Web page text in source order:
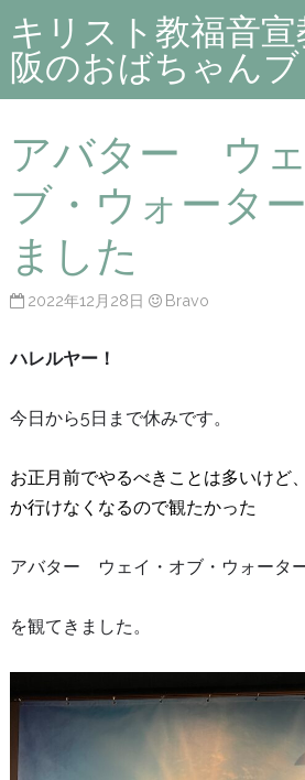
キリスト教福音
阪のおばちゃん
アバター ウ
ブ・ウォータ
ました
2022年12月28日 Bravo
ハレルヤー！
今日から5日まで休みです。
お正月前でやるべきことは多いけど
か行けなくなるので観たかった
アバター ウェイ・オブ・ウォータ
を観てきました。